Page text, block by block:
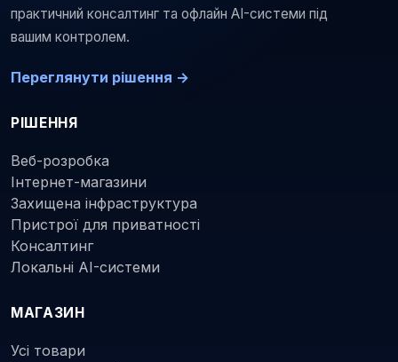
практичний консалтинг та офлайн AI-системи під
вашим контролем.
Переглянути рішення →
РІШЕННЯ
Веб-розробка
Інтернет-магазини
Захищена інфраструктура
Пристрої для приватності
Консалтинг
Локальні AI-системи
МАГАЗИН
Усі товари